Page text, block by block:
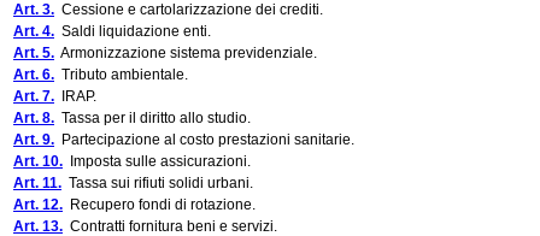
Art. 3. Cessione e cartolarizzazione dei crediti.
Art. 4. Saldi liquidazione enti.
Art. 5. Armonizzazione sistema previdenziale.
Art. 6. Tributo ambientale.
Art. 7. IRAP.
Art. 8. Tassa per il diritto allo studio.
Art. 9. Partecipazione al costo prestazioni sanitarie.
Art. 10. Imposta sulle assicurazioni.
Art. 11. Tassa sui rifiuti solidi urbani.
Art. 12. Recupero fondi di rotazione.
Art. 13. Contratti fornitura beni e servizi.